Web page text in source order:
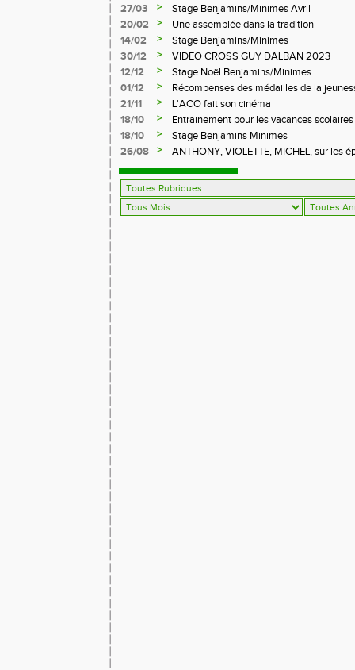
27/03
>
Stage Benjamins/Minimes Avril
20/02
>
Une assemblée dans la tradition
14/02
>
Stage Benjamins/Minimes
30/12
>
VIDEO CROSS GUY DALBAN 2023
12/12
>
Stage Noël Benjamins/Minimes
01/12
>
Récompenses des médailles de la
21/11
>
L'ACO fait son cinéma
18/10
>
Entrainement pour les vacances scolaires
18/10
>
Stage Benjamins Minimes
26/08
>
ANTHONY, VIOLETTE, MICHEL, sur les